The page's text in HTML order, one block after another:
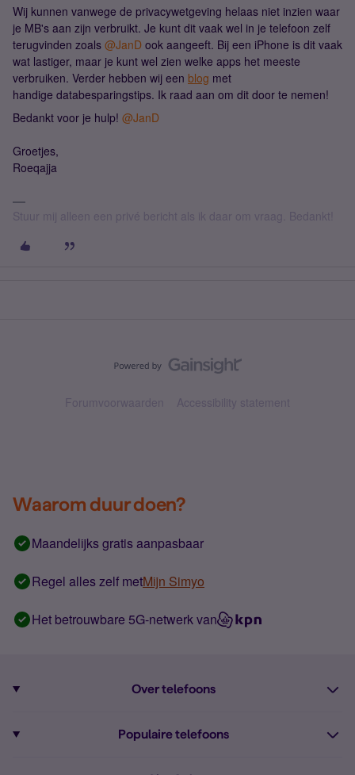
Wij kunnen vanwege de privacywetgeving helaas niet inzien waar
je MB's aan zijn verbruikt. Je kunt dit vaak wel in je telefoon zelf
terugvinden zoals @JanD ook aangeeft. Bij een iPhone is dit vaak
wat lastiger, maar je kunt wel zien welke apps het meeste
verbruiken. Verder hebben wij een blog met
handige databesparingstips. Ik raad aan om dit door te nemen!
Bedankt voor je hulp! @JanD
Groetjes,
Roeqajja
Stuur mij alleen een privé bericht als ik daar om vraag. Bedankt!
Forumvoorwaarden Accessibility statement
Waarom duur doen?
Maandelijks gratis aanpasbaar
Regel alles zelf metMijn Simyo
Het betrouwbare 5G-netwerk van
Over telefoons
Populaire telefoons